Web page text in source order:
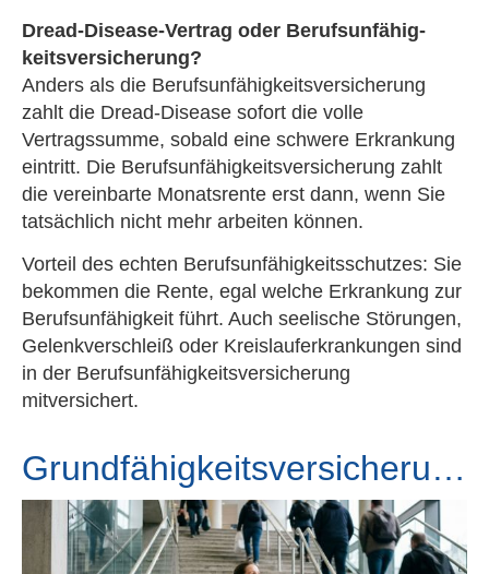
Dread-Disease-Vertrag oder Berufs­unfähig­
keitsversicherung?
Anders als die Berufs­unfähig­keitsversicherung
zahlt die Dread-Disease sofort die volle
Vertragssumme, sobald eine schwere Erkrankung
eintritt. Die Berufs­unfähig­keitsversicherung zahlt
die vereinbarte Monatsrente erst dann, wenn Sie
tatsächlich nicht mehr arbeiten können.
Vorteil des echten Berufs­unfähig­keitsschutzes: Sie
bekommen die Rente, egal welche Erkrankung zur
Berufs­unfähig­keit führt. Auch seelische Störungen,
Gelenkverschleiß oder Kreislauferkrankungen sind
in der Berufs­unfähig­keitsversicherung
mitversichert.
Grundfähigkeitsversicherung